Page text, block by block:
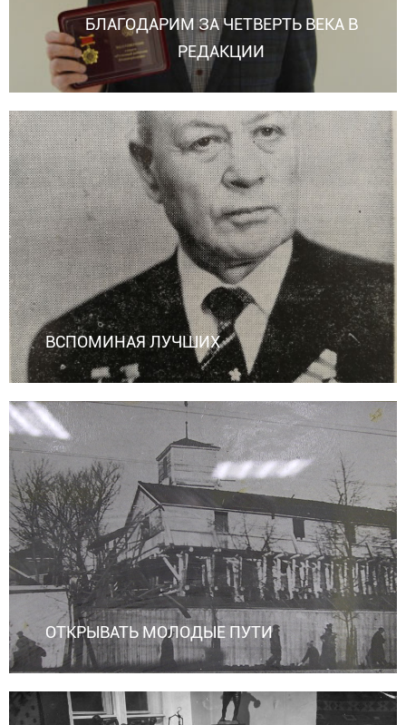
БЛАГОДАРИМ ЗА ЧЕТВЕРТЬ ВЕКА В
РЕДАКЦИИ
ВСПОМИНАЯ ЛУЧШИХ
ОТКРЫВАТЬ МОЛОДЫЕ ПУТИ